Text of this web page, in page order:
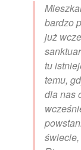
bardzo
już
tu
temu,
dla nas